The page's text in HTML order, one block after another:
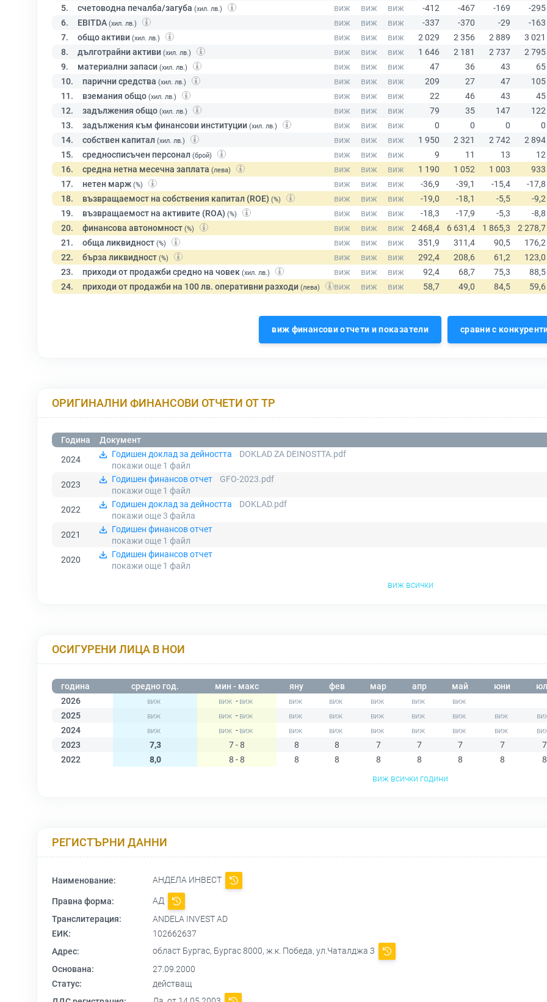
5. счетоводна печалба/загуба (хил. лв.)
6. EBITDA (хил. лв.)
7. общо активи (хил. лв.)
8. дълготрайни активи (хил. лв.)
9. материални запаси (хил. лв.)
10. парични средства (хил. лв.)
11. вземания общо (хил. лв.)
12. задължения общо (хил. лв.)
13. задължения към финансови институции (хил. лв.)
14. собствен капитал (хил. лв.)
15. средносписъчен персонал (брой)
16. средна нетна месечна заплата (лева)
17. нетен марж (%)
18. възвращаемост на собствения капитал (ROE) (%)
19. възвращаемост на активите (ROA) (%)
20. финансова автономност (%)
21. обща ликвидност (%)
22. бърза ликвидност (%)
23. приходи от продажби средно на човек (хил. лв.)
24. приходи от продажби на 100 лв. оперативни разходи (лева)
виж финансови отчети и показатели сравни с
ОРИГИНАЛНИ ФИНАНСОВИ ОТЧЕТИ ОТ ТР
Година
Документ
2024
Годишен доклад за дейността
DOKLAD ZA DEINOSTTA.pdf
покажи още 1 файл
2023
Годишен финансов отчет
GFO-2023.pdf
покажи още 1 файл
2022
Годишен доклад за дейността
DOKLAD.pdf
покажи още 3 файла
2021
Годишен финансов отчет
покажи още 1 файл
2020
Годишен финансов отчет
покажи още 1 файл
виж всички
ОСИГУРЕНИ ЛИЦА В НОИ
година средно год. мин - макс яну фев мар апр май юни
2026
-
2025
-
2024
-
2023
7,3 7 - 8 8 8 7 7 7 7
7
2022
8,0 8 - 8 8 8 8 8 8 8
8
виж всички години
РЕГИСТЪРНИ ДАННИ
Наименование: АНДЕЛА ИНВЕСТ
Правна форма:
АД
Транслитерация:
ANDELA INVEST AD
ЕИК:
102662637
Адрес:
област Бургас, Бургас 8000, ж.к. Победа, ул.Чаталджа 3
Основана:
27.09.2000
Статус:
действащ